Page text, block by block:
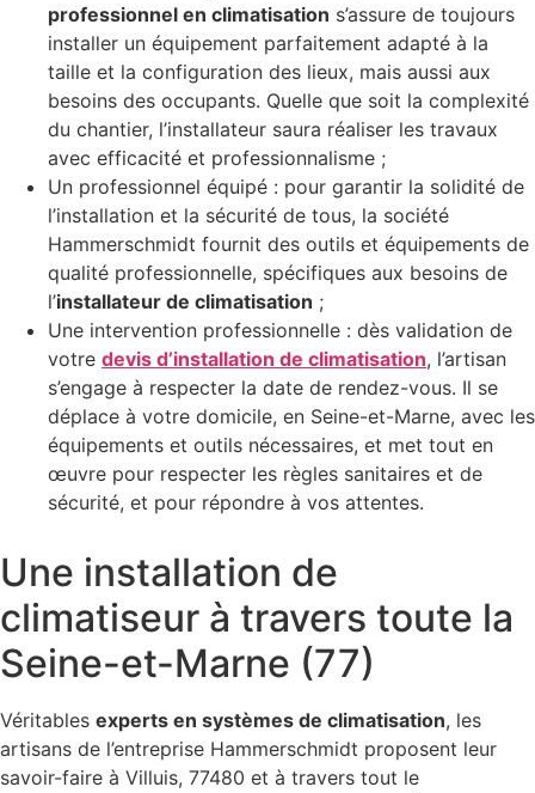
professionnel en climatisation s’assure de toujours
installer un équipement parfaitement adapté à la
taille et la configuration des lieux, mais aussi aux
besoins des occupants. Quelle que soit la complexité
du chantier, l’installateur saura réaliser les travaux
avec efficacité et professionnalisme ;
Un professionnel équipé : pour garantir la solidité de
l’installation et la sécurité de tous, la société
Hammerschmidt fournit des outils et équipements de
qualité professionnelle, spécifiques aux besoins de
l’installateur de climatisation ;
Une intervention professionnelle : dès validation de
votre devis d’installation de climatisation, l’artisan
s’engage à respecter la date de rendez-vous. Il se
déplace à votre domicile, en Seine-et-Marne, avec les
équipements et outils nécessaires, et met tout en
œuvre pour respecter les règles sanitaires et de
sécurité, et pour répondre à vos attentes.
Une installation de
climatiseur à travers toute la
Seine-et-Marne (77)
Véritables experts en systèmes de climatisation, les
artisans de l’entreprise Hammerschmidt proposent leur
savoir-faire à Villuis, 77480 et à travers tout le